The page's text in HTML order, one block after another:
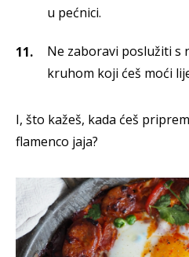
u pećnici.
Ne zaboravi poslužiti s
kruhom koji ćeš moći
I, što kažeš, kada ćeš
flamenco jaja?